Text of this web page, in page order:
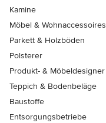
Kamine
Möbel & Wohnaccessoires
Parkett & Holzböden
Polsterer
Produkt- & Möbeldesigner
Teppich & Bodenbeläge
Baustoffe
Entsorgungsbetriebe